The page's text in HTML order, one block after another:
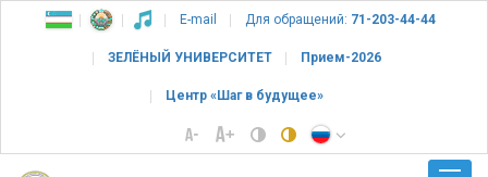
E-mail Для обращений: 71-203-44-44
ЗЕЛЁНЫЙ УНИВЕРСИТЕТ Прием-2026
Центр «Шаг в будущее»